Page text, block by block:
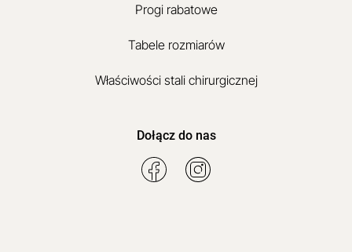
Progi rabatowe
Tabele rozmiarów
Właściwości stali chirurgicznej
Dołącz do nas